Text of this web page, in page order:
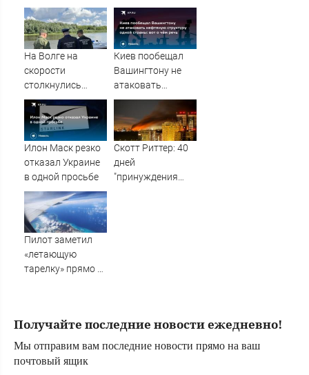
из круиза вместе
с сыном
На Волге на
скорости
столкнулись
катер и моторная
лодка, погибли
люди
Киев пообещал
Вашингтону не
атаковать
нефтяную
структуру одной
страны: вот о чём
речь
Илон Маск резко
отказал Украине
в одной просьбе
Скотт Риттер: 40
дней
"принуждения
Пилот заметил
«летающую
тарелку» прямо у
Получайте последние новости ежедневно!
Мы отправим вам последние новости прямо на ваш
почтовый ящик